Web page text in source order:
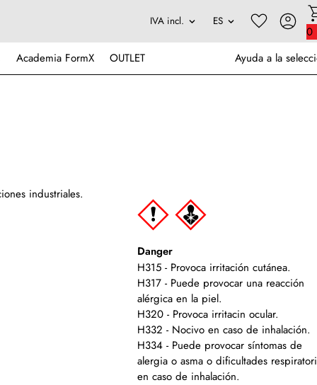
0
Academia FormX OUTLET Ayuda a la
industriales.
Danger
H315 - Provoca irritación cutánea.
H317 - Puede provocar una reacción
alérgica en la piel.
H320 - Provoca irritacin ocular.
H332 - Nocivo en caso de inhalación.
H334 - Puede provocar síntomas de
alergia o asma o dificultades
en caso de inhalación.